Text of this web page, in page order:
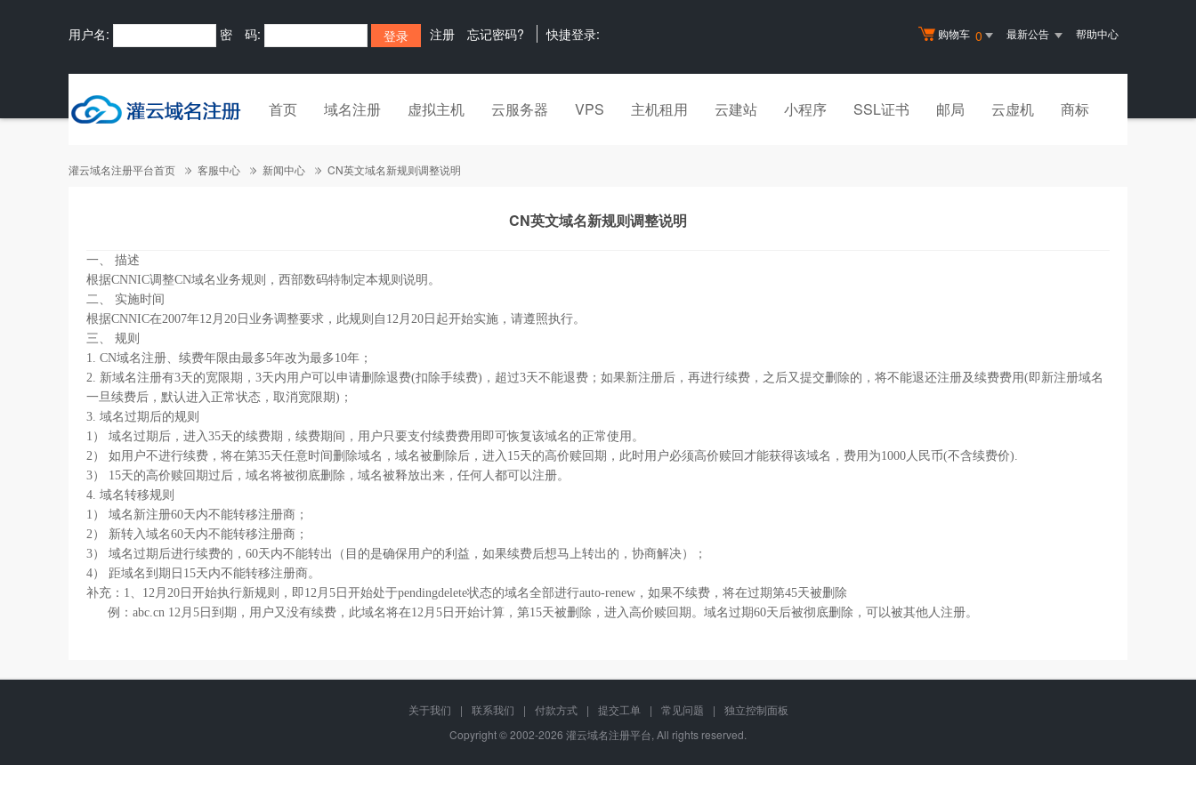
购物车 0 最新公告 帮助中心
用户名: 密 码: 注册 忘记密码? 快捷登录:
首页 域名注册 虚拟主机 云服务器 VPS 主机租用 云建站 小程序 SSL证书 邮局 云虚机 商标
灌云域名注册平台首页 客服中心 新闻中心 CN英文域名新规则调整说明
CN英文域名新规则调整说明
一、 描述
根据CNNIC调整CN域名业务规则，西部数码特制定本规则说明。
二、 实施时间
根据CNNIC在2007年12月20日业务调整要求，此规则自12月20日起开始实施，请遵照执行。
三、 规则
1. CN域名注册、续费年限由最多5年改为最多10年；
2. 新域名注册有3天的宽限期，3天内用户可以申请删除退费(扣除手续费)，超过3天不能退费；如果新注册后，再进行续费，之后又提交删除的，将不能退还注册及续费费用(即新注册域名
一旦续费后，默认进入正常状态，取消宽限期)；
3. 域名过期后的规则
1） 域名过期后，进入35天的续费期，续费期间，用户只要支付续费费用即可恢复该域名的正常使用。
2） 如用户不进行续费，将在第35天任意时间删除域名，域名被删除后，进入15天的高价赎回期，此时用户必须高价赎回才能获得该域名，费用为1000人民币(不含续费价).
3） 15天的高价赎回期过后，域名将被彻底删除，域名被释放出来，任何人都可以注册。
4. 域名转移规则
1） 域名新注册60天内不能转移注册商；
2） 新转入域名60天内不能转移注册商；
3） 域名过期后进行续费的，60天内不能转出（目的是确保用户的利益，如果续费后想马上转出的，协商解决）；
4） 距域名到期日15天内不能转移注册商。
补充：1、12月20日开始执行新规则，即12月5日开始处于pendingdelete状态的域名全部进行auto-renew，如果不续费，将在过期第45天被删除
例：abc.cn 12月5日到期，用户又没有续费，此域名将在12月5日开始计算，第15天被删除，进入高价赎回期。域名过期60天后被彻底删除，可以被其他人注册。
关于我们 | 联系我们 | 付款方式 | 提交工单 | 常见问题 |
独立控制面板
Copyright © 2002-2026 灌云域名注册平台, All rights reserved.